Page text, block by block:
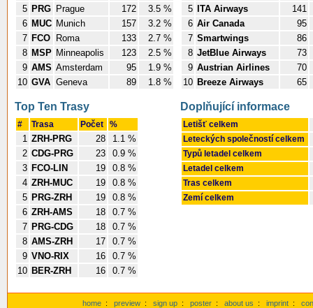
5 PRG Prague 172
3.5 %
6 MUC Munich 157
3.2 %
7 FCO Roma 133
2.7 %
8 MSP Minneapolis 123
2.5 %
9 AMS Amsterdam 95
1.9 %
10 GVA Geneva 89 1.8 %
5
ITA Airways
141
6 Air Canada
95
7 Smartwings
86
8 JetBlue Airways
73
9 Austrian Airlines
70
10 Breeze Airways 65
Top Ten Trasy
# Trasa Počet %
1 ZRH-PRG 28
1.1 %
2 CDG-PRG 23
0.9 %
3 FCO-LIN 19
0.8 %
4 ZRH-MUC 19
0.8 %
5 PRG-ZRH 19
0.8 %
6 ZRH-AMS 18
0.7 %
7 PRG-CDG 18
0.7 %
8 AMS-ZRH 17
0.7 %
9 VNO-RIX 16
0.7 %
10 BER-ZRH 16 0.7 %
Doplňující informace
Letišť celkem
Leteckých společností celkem
Typů letadel celkem
Letadel celkem
Tras celkem
Zemí celkem
home : preview : sign up : poster : about us : imprint :